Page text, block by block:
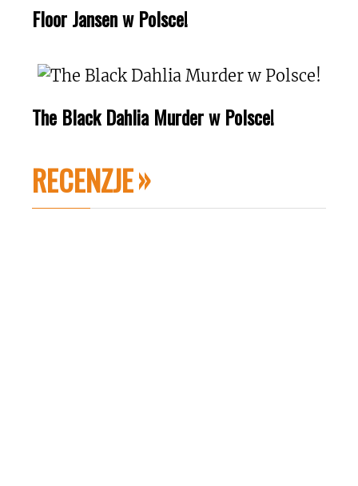
Floor Jansen w Polsce!
The Black Dahlia Murder w Polsce!
RECENZJE